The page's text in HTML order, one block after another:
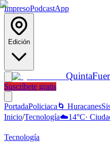
ImpresoPodcastApp
Edición
Quinta
Suscríbete gratis
PortadaPoliciaca 🌀 Huracanes
Inicio/Tecnología☁️14°C·
Tecnología